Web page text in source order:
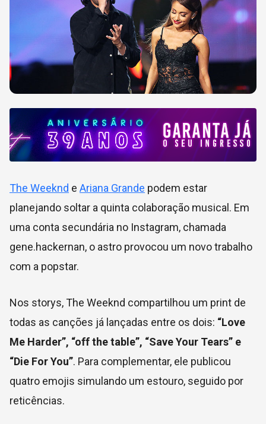
The Weeknd e Ariana Grande podem estar
planejando soltar a quinta colaboração musical. Em
uma conta secundária no Instagram, chamada
gene.hackernan, o astro provocou um novo trabalho
com a popstar.
Nos storys, The Weeknd compartilhou um print de
todas as canções já lançadas entre os dois: “Love
Me Harder”, “off the table”, “Save Your Tears” e
“Die For You”. Para complementar, ele publicou
quatro emojis simulando um estouro, seguido por
reticências.